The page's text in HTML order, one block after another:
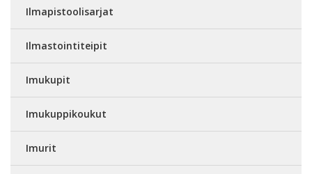
Ilmapistoolisarjat
Ilmastointiteipit
Imukupit
Imukuppikoukut
Imurit